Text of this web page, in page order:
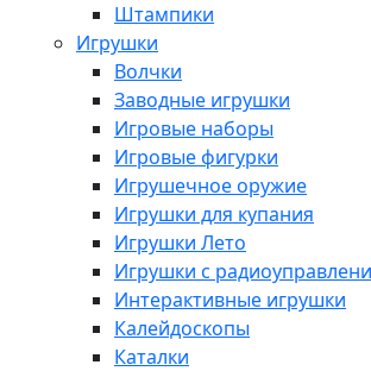
Штампики
Игрушки
Волчки
Заводные игрушки
Игровые наборы
Игровые фигурки
Игрушечное оружие
Игрушки для купания
Игрушки Лето
Игрушки с
Интерактивные игрушки
Калейдоскопы
Каталки